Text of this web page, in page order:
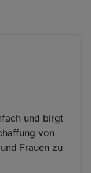
und birgt
von
Frauen zu